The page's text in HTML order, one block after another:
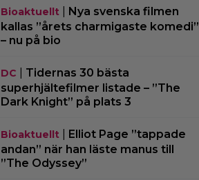
Bioaktuellt| Nya svenska filmen
kallas ”årets charmigaste komedi”
– nu på bio
DC
Tidernas 30 bästa
superhjältefilmer listade – ”The
Dark Knight” på plats 3
Bioaktuellt| Elliot Page ”tappade
andan” när han läste manus till
”The Odyssey”